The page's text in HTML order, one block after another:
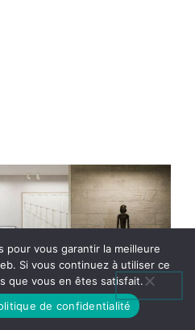
pour vous garantir la meilleure
Si vous continuez à utiliser ce
que vous en êtes satisfait.
de confidentialité